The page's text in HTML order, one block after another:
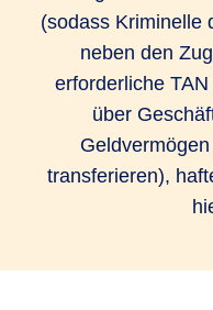
(sodass Kriminelle
neben den
erforderliche
über
transferieren),